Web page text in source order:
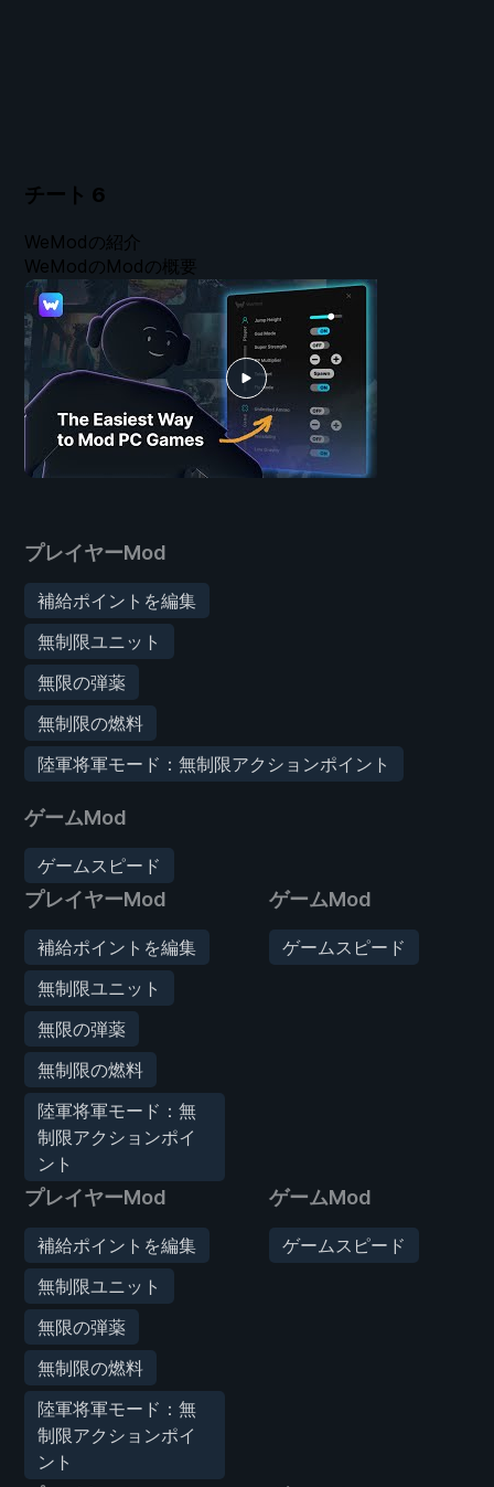
チート 6
プレイヤーMod
補給ポイントを編集
無制限ユニット
無限の弾薬
無制限の燃料
陸軍将軍モード：無制限アクションポイント
ゲームMod
ゲームスピード
プレイヤーMod
補給ポイントを編集
無制限ユニット
無限の弾薬
無制限の燃料
陸軍将軍モード：無
制限アクションポイ
ント
ゲームMod
ゲームスピード
プレイヤーMod
補給ポイントを編集
無制限ユニット
無限の弾薬
無制限の燃料
陸軍将軍モード：無
制限アクションポイ
ント
ゲームMod
ゲームスピード
WeModの紹介
WeModのModの概要